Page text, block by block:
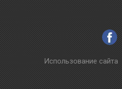
Использование сайта